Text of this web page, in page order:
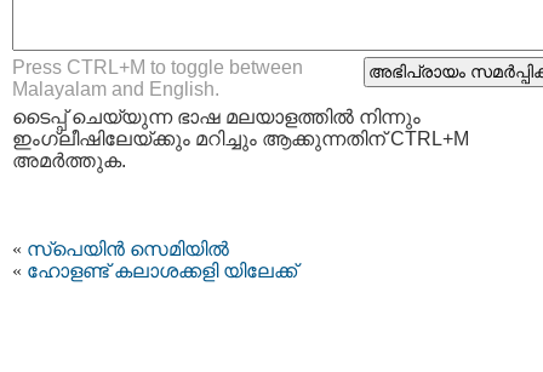
Press CTRL+M to toggle between
Malayalam and English.
ടൈപ്പ്‌ ചെയ്യുന്ന ഭാഷ മലയാളത്തില്‍ നിന്നും
ഇംഗ്ലീഷിലേയ്ക്കും മറിച്ചും ആക്കുന്നതിന് CTRL+M
അമര്‍ത്തുക.
« സ്പെയിന്‍ സെമിയില്‍
« ഹോളണ്ട് കലാശക്കളി യിലേക്ക്